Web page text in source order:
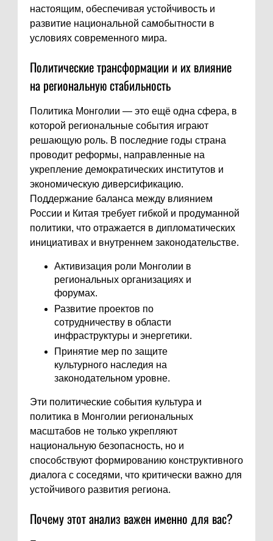
настоящим, обеспечивая устойчивость и
развитие национальной самобытности в
условиях современного мира.
Политические трансформации и их влияние
на региональную стабильность
Политика Монголии — это ещё одна сфера, в
которой региональные события играют
решающую роль. В последние годы страна
проводит реформы, направленные на
укрепление демократических институтов и
экономическую диверсификацию.
Поддержание баланса между влиянием
России и Китая требует гибкой и продуманной
политики, что отражается в дипломатических
инициативах и внутреннем законодательстве.
Активизация роли Монголии в
региональных организациях и
форумах.
Развитие проектов по
сотрудничеству в области
инфраструктуры и энергетики.
Принятие мер по защите
культурного наследия на
законодательном уровне.
Эти политические события культура и
политика в Монголии региональных
масштабов не только укрепляют
национальную безопасность, но и
способствуют формированию конструктивного
диалога с соседями, что критически важно для
устойчивого развития региона.
Почему этот анализ важен именно для вас?